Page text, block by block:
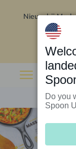
Nieuw bij
Do you
Spoon